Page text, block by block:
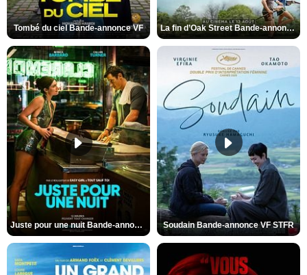
Tombé du ciel Bande-annonce VF La fin d’Oak Street Bande-annonce VO STFR
Juste pour une nuit Bande-annonce VO STFR Soudain Bande-annonce VF STFR